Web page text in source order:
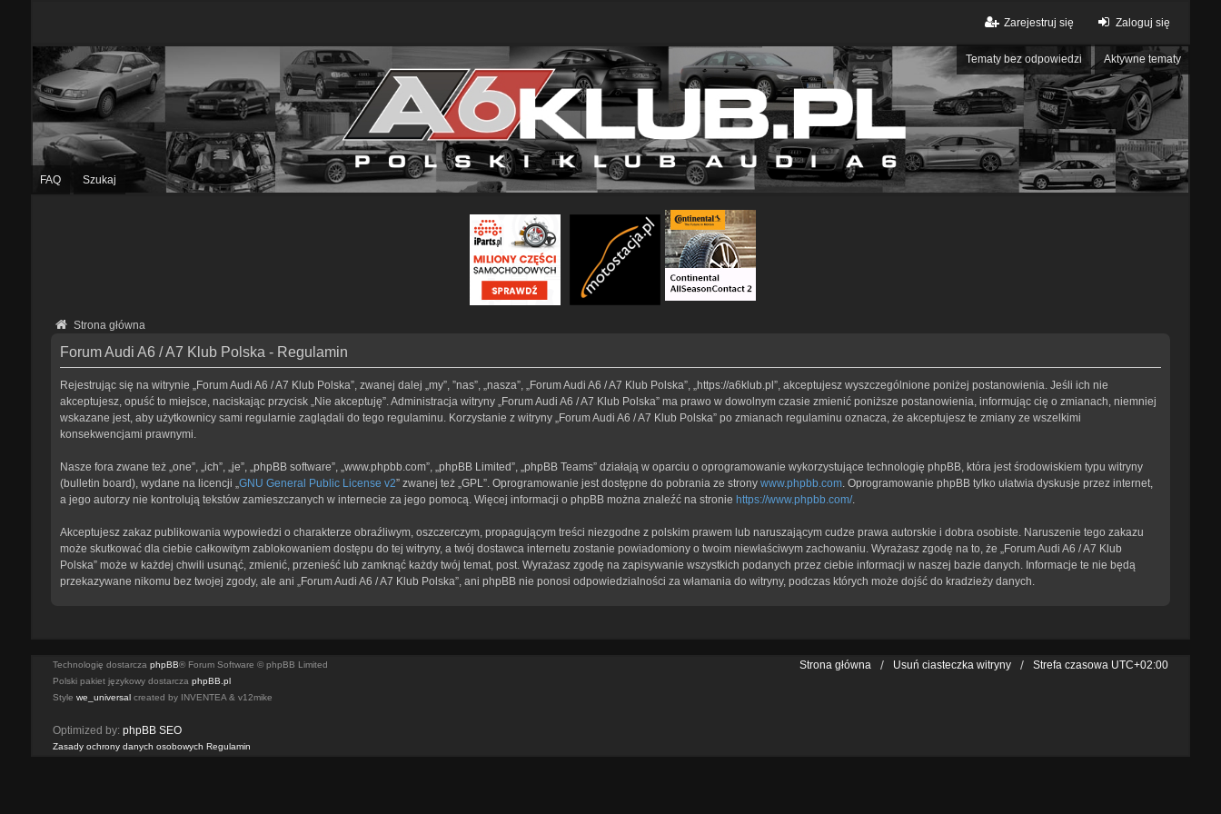
Zaloguj się
Zarejestruj się
Tematy bez odpowiedzi Aktywne tematy
FAQ Szukaj
Strona główna
Forum Audi A6 / A7 Klub Polska - Regulamin
Rejestrując się na witrynie „Forum Audi A6 / A7 Klub Polska”, zwanej dalej „my”, ”nas”, „nasza”, „Forum Audi A6 / A7 Klub Polska”, „https://a6klub.pl”, akceptujesz wyszczególnione poniżej postanowienia. Jeśli ich nie
akceptujesz, opuść to miejsce, naciskając przycisk „Nie akceptuję”. Administracja witryny „Forum Audi A6 / A7 Klub Polska” ma prawo w dowolnym czasie zmienić poniższe postanowienia, informując cię o zmianach, niemniej
wskazane jest, aby użytkownicy sami regularnie zaglądali do tego regulaminu. Korzystanie z witryny „Forum Audi A6 / A7 Klub Polska” po zmianach regulaminu oznacza, że akceptujesz te zmiany ze wszelkimi
konsekwencjami prawnymi.
Nasze fora zwane też „one”, „ich”, „je”, „phpBB software”, „www.phpbb.com”, „phpBB Limited”, „phpBB Teams” działają w oparciu o oprogramowanie wykorzystujące technologię phpBB, która jest środowiskiem typu witryny
(bulletin board), wydane na licencji „GNU General Public License v2” zwanej też „GPL”. Oprogramowanie jest dostępne do pobrania ze strony www.phpbb.com. Oprogramowanie phpBB tylko ułatwia dyskusje przez internet,
a jego autorzy nie kontrolują tekstów zamieszczanych w internecie za jego pomocą. Więcej informacji o phpBB można znaleźć na stronie https://www.phpbb.com/.
Akceptujesz zakaz publikowania wypowiedzi o charakterze obraźliwym, oszczerczym, propagującym treści niezgodne z polskim prawem lub naruszającym cudze prawa autorskie i dobra osobiste. Naruszenie tego zakazu
może skutkować dla ciebie całkowitym zablokowaniem dostępu do tej witryny, a twój dostawca internetu zostanie powiadomiony o twoim niewłaściwym zachowaniu. Wyrażasz zgodę na to, że „Forum Audi A6 / A7 Klub
Polska” może w każdej chwili usunąć, zmienić, przenieść lub zamknąć każdy twój temat, post. Wyrażasz zgodę na zapisywanie wszystkich podanych przez ciebie informacji w naszej bazie danych. Informacje te nie będą
przekazywane nikomu bez twojej zgody, ale ani „Forum Audi A6 / A7 Klub Polska”, ani phpBB nie ponosi odpowiedzialności za włamania do witryny, podczas których może dojść do kradzieży danych.
Strona główna Usuń ciasteczka witryny Strefa czasowa UTC+02:00
Technologię dostarcza phpBB® Forum Software © phpBB Limited
Polski pakiet językowy dostarcza phpBB.pl
Style we_universalcreated by INVENTEA & v12mike
Optimized by: phpBB SEO
Zasady ochrony danych osobowych Regulamin